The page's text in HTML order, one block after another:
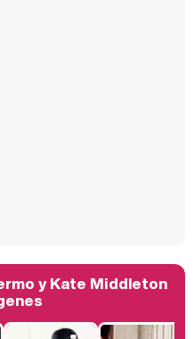
Belén Esteban: "Estoy emocionada, muy contenta y muy feliz por llegar a RTVE"
y Kate Middleton